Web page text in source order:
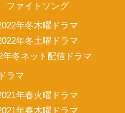
ファイトソング
年冬木曜ドラマ
年冬土曜ドラマ
年冬ネット配信ドラマ
ラマ
年春火曜ドラマ
年春木曜ドラマ